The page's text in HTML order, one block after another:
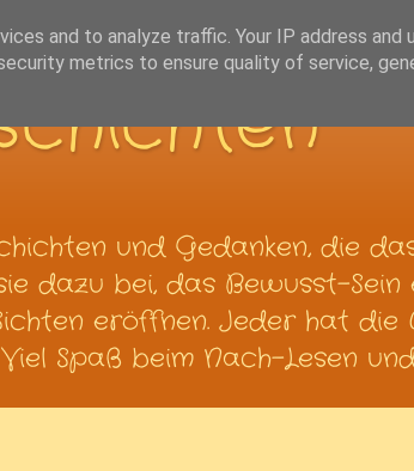
und Gedanken, die
dazu bei, das Bewusst-
eröffnen. Jeder hat
Spaß beim Nach-Lesen
and to analyze traffic. Your IP address and
metrics to ensure quality of service,